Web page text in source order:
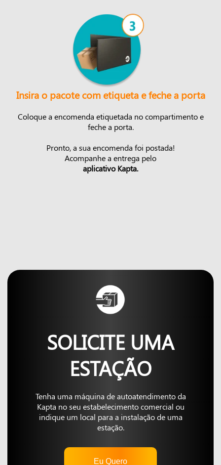
Insira o pacote com etiqueta e feche a porta
Coloque a encomenda etiquetada no compartimento e
feche a porta.
Pronto, a sua encomenda foi postada!
Acompanhe a entrega pelo
aplicativo Kapta.
SOLICITE UMA
ESTAÇÃO
Tenha uma máquina de autoatendimento da
Kapta no seu estabelecimento comercial ou
indique um local para a instalação de uma
estação.
Eu Quero